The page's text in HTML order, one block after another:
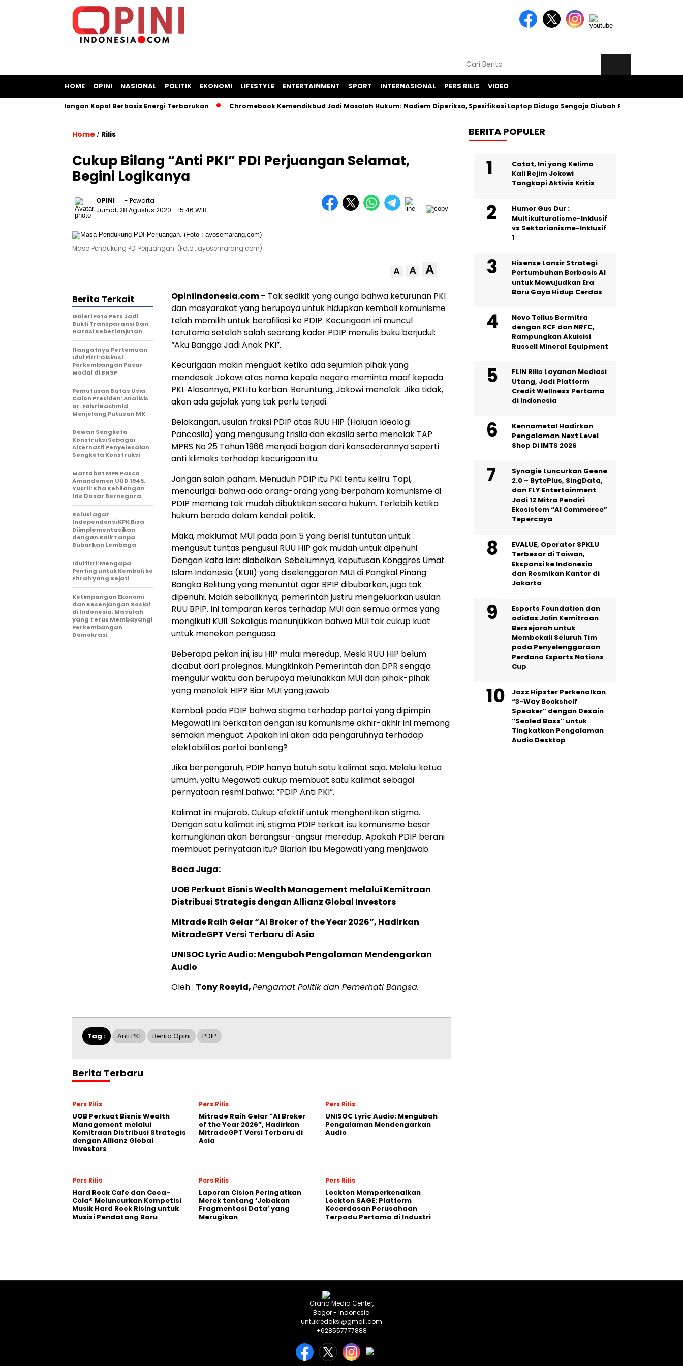
HOME OPINI NASIONAL POLITIK EKONOMI LIFESTYLE ENTERTAINMENT SPORT INTERNASIONAL PERS RILIS VIDEO
Bangun Galangan Kapal Berbasis Energi Terbarukan Chromebook Kemendikbud Jadi Masalah Hukum: Nadiem Diperiksa, Spesifikasi Laptop Diduga Sengaja Diubah Paksa
Home / Rilis
Cukup Bilang “Anti PKI” PDI Perjuangan Selamat,
Begini Logikanya
OPINI
- Pewarta
Jumat, 28 Agustus 2020 - 15:46 WIB
Masa Pendukung PDI Perjuangan. (Foto : ayosemarang.com)
A A A
Opiniindonesia.com– Tak sedikit yang curiga bahwa keturunan PKI
dan masyarakat yang berupaya untuk hidupkan kembali komunisme
telah memilih untuk berafiliasi ke PDIP. Kecurigaan ini muncul
terutama setelah salah seorang kader PDIP menulis buku berjudul:
“Aku Bangga Jadi Anak PKI”.
Kecurigaan makin menguat ketika ada sejumlah pihak yang
mendesak Jokowi atas nama kepala negara meminta maaf kepada
PKI. Alasannya, PKI itu korban. Beruntung, Jokowi menolak. Jika tidak,
akan ada gejolak yang tak perlu terjadi.
Belakangan, usulan fraksi PDIP atas RUU HIP (Haluan Ideologi
Pancasila) yang mengusung trisila dan ekasila serta menolak TAP
MPRS No 25 Tahun 1966 menjadi bagian dari konsederannya seperti
anti klimaks terhadap kecurigaan itu.
Jangan salah paham. Menuduh PDIP itu PKI tentu keliru. Tapi,
mencurigai bahwa ada orang-orang yang berpaham komunisme di
PDIP memang tak mudah dibuktikan secara hukum. Terlebih ketika
hukum berada dalam kendali politik.
Maka, maklumat MUI pada poin 5 yang berisi tuntutan untuk
mengusut tuntas pengusul RUU HIP gak mudah untuk dipenuhi.
Dengan kata lain: diabaikan. Sebelumnya, keputusan Konggres Umat
Islam Indonesia (KUII) yang diselenggaran MUI di Pangkal Pinang
Bangka Belitung yang menuntut agar BPIP dibubarkan, juga tak
dipenuhi. Malah sebaliknya, pemerintah justru mengeluarkan usulan
RUU BPIP. Ini tamparan keras terhadap MUI dan semua ormas yang
mengikuti KUII. Sekaligus menunjukkan bahwa MUI tak cukup kuat
untuk menekan penguasa.
Beberapa pekan ini, isu HIP mulai meredup. Meski RUU HIP belum
dicabut dari prolegnas. Mungkinkah Pemerintah dan DPR sengaja
mengulur waktu dan berupaya melunakkan MUI dan pihak-pihak
yang menolak HIP? Biar MUI yang jawab.
Kembali pada PDIP bahwa stigma terhadap partai yang dipimpin
Megawati ini berkaitan dengan isu komunisme akhir-akhir ini memang
semakin menguat. Apakah ini akan ada pengaruhnya terhadap
elektabilitas partai banteng?
Jika berpengaruh, PDIP hanya butuh satu kalimat saja. Melalui ketua
umum, yaitu Megawati cukup membuat satu kalimat sebagai
pernyataan resmi bahwa: “PDIP Anti PKI”.
Kalimat ini mujarab. Cukup efektif untuk menghentikan stigma.
Dengan satu kalimat ini, stigma PDIP terkait isu komunisme besar
kemungkinan akan berangsur-angsur meredup. Apakah PDIP berani
membuat pernyataan itu? Biarlah Ibu Megawati yang menjawab.
Baca Juga:
UOB Perkuat Bisnis Wealth Management melalui Kemitraan
Distribusi Strategis dengan Allianz Global Investors
Mitrade Raih Gelar “AI Broker of the Year 2026”, Hadirkan
MitradeGPT Versi Terbaru di Asia
UNISOC Lyric Audio: Mengubah Pengalaman Mendengarkan
Audio
Oleh : Tony Rosyid,Pengamat Politik dan Pemerhati Bangsa.
Berita Terkait
Galeri Foto Pers Jadi
Bukti Transparansi Dan
Narasi Keberlanjutan
Hangatnya Pertemuan
Idul Fitri: Diskusi
Perkembangan Pasar
Modal di BNSP
Pemutusan Batas Usia
Calon Presiden: Analisis
Dr. Fahri Bachmid
Menjelang Putusan MK
Dewan Sengketa
Konstruksi Sebagai
Alternatif Penyelesaian
Sengketa Konstruksi
Martabat MPR Pasca
Amandemen UUD 1945,
Yusril: Kita Kehilangan
Ide Dasar Bernegara
Solusi agar
Independensi KPK Bisa
Diimplementasikan
dengan Baik Tanpa
Bubarkan Lembaga
Idulfitri: Mengapa
Penting untuk Kembali ke
Fitrah yang Sejati
Ketimpangan Ekonomi
dan Kesenjangan Sosial
di Indonesia: Masalah
yang Terus Membayangi
Perkembangan
Demokrasi
Tag : Anti PKI Berita Opini PDIP
Berita Terbaru
Pers Rilis
UOB Perkuat Bisnis Wealth
Management melalui
Kemitraan Distribusi Strategis
dengan Allianz Global
Investors
Pers Rilis
Mitrade Raih Gelar “AI Broker
of the Year 2026”, Hadirkan
MitradeGPT Versi Terbaru di
Asia
Pers Rilis
UNISOC Lyric Audio: Mengubah
Pengalaman Mendengarkan
Audio
Pers Rilis
Hard Rock Cafe dan Coca-
Cola® Meluncurkan Kompetisi
Musik Hard Rock Rising untuk
Musisi Pendatang Baru
Pers Rilis
Laporan Cision Peringatkan
Merek tentang ‘Jebakan
Fragmentasi Data’ yang
Merugikan
Pers Rilis
Lockton Memperkenalkan
Lockton SAGE: Platform
Kecerdasan Perusahaan
Terpadu Pertama di Industri
BERITA POPULER
Catat, Ini yang Kelima
Kali Rejim Jokowi
Tangkapi Aktivis Kritis
Humor Gus Dur :
Multikulturalisme-Inklusif
vs Sektarianisme-Inklusif
1
Hisense Lansir Strategi
Pertumbuhan Berbasis AI
untuk Mewujudkan Era
Baru Gaya Hidup Cerdas
Novo Tellus Bermitra
dengan RCF dan NRFC,
Rampungkan Akuisisi
Russell Mineral Equipment
FLIN Rilis Layanan Mediasi
Utang, Jadi Platform
Credit Wellness Pertama
di Indonesia
Kennametal Hadirkan
Pengalaman Next Level
Shop Di IMTS 2026
Synagie Luncurkan Geene
2.0 – BytePlus, SingData,
dan FLY Entertainment
Jadi 12 Mitra Pendiri
Ekosistem “AI Commerce”
Tepercaya
EVALUE, Operator SPKLU
Terbesar di Taiwan,
Ekspansi ke Indonesia
dan Resmikan Kantor di
Jakarta
Esports Foundation dan
adidas Jalin Kemitraan
Bersejarah untuk
Membekali Seluruh Tim
pada Penyelenggaraan
Perdana Esports Nations
Cup
Jazz Hipster Perkenalkan
“3-Way Bookshelf
Speaker” dengan Desain
“Sealed Bass” untuk
Tingkatkan Pengalaman
Audio Desktop
Graha Media Center,
Bogor - Indonesia
untukredaksi@gmail.com
+628557777888